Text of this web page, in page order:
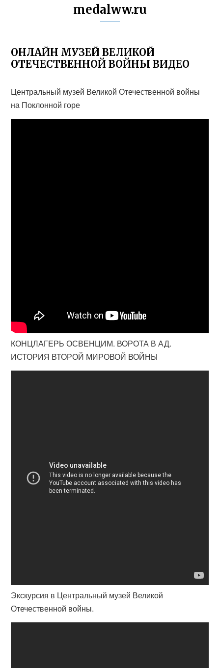
medalww.ru
ОНЛАЙН МУЗЕЙ ВЕЛИКОЙ
ОТЕЧЕСТВЕННОЙ ВОЙНЫ ВИДЕО
Центральный музей Великой Отечественной войны
на Поклонной горе
КОНЦЛАГЕРЬ ОСВЕНЦИМ. ВОРОТА В АД.
ИСТОРИЯ ВТОРОЙ МИРОВОЙ ВОЙНЫ
Экскурсия в Центральный музей Великой
Отечественной войны.